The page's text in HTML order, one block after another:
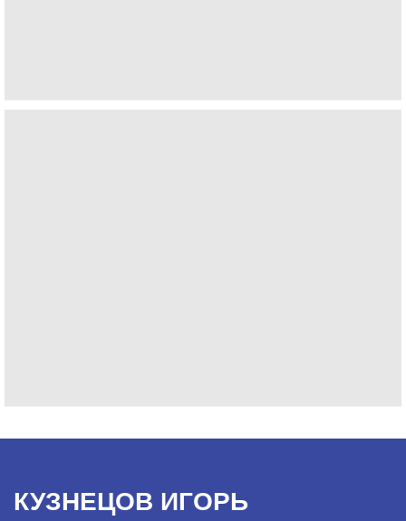
КУЗНЕЦОВ ИГОРЬ